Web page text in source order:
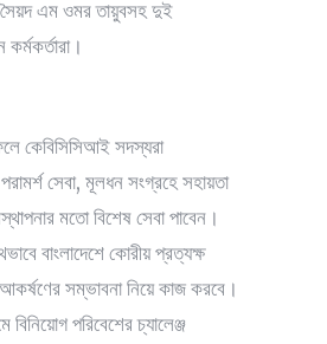
এম ওমর তায়ুবসহ দুই
কর্মকর্তারা।
কেবিসিসিআই সদস্যরা
সেবা, মূলধন সংগ্রহে সহায়তা
মতো বিশেষ সেবা পাবেন।
বাংলাদেশে কোরীয় প্রত্যক্ষ
সম্ভাবনা নিয়ে কাজ করবে।
পরিবেশের চ্যালেঞ্জ